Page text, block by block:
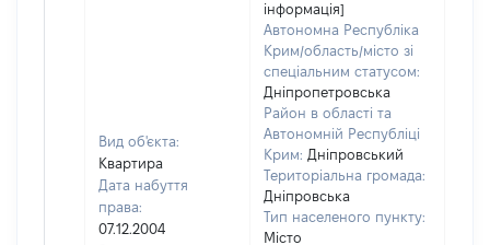
Вид об'єкта:
Квартира
Дата набуття
права:
07.12.2004
інформація]
Автономна Республіка
Крим/область/місто зі
спеціальним статусом:
Дніпропетровська
Район в області та
Автономній Республіці
Крим: Дніпровський
Територіальна громада:
Дніпровська
Тип населеного пункту:
Місто